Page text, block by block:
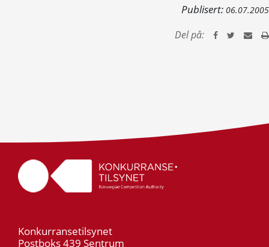
Publisert: 06.07.2005
Del på:
Konkurransetilsynet
Postboks 439 Sentrum